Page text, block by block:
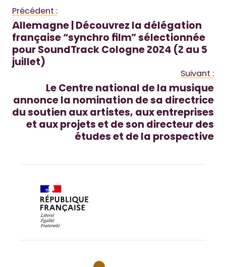
Précédent :
Allemagne | Découvrez la délégation
française “synchro film” sélectionnée
pour SoundTrack Cologne 2024 (2 au 5
juillet)
Suivant :
Le Centre national de la musique
annonce la nomination de sa directrice
du soutien aux artistes, aux entreprises
et aux projets et de son directeur des
études et de la prospective